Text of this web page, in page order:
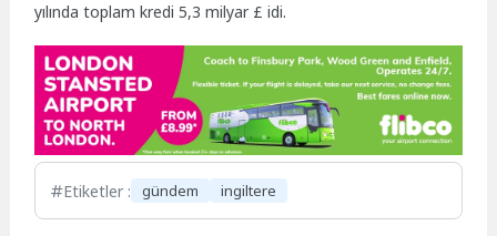
yılında toplam kredi 5,3 milyar £ idi.
Etiketler : gündem ingiltere